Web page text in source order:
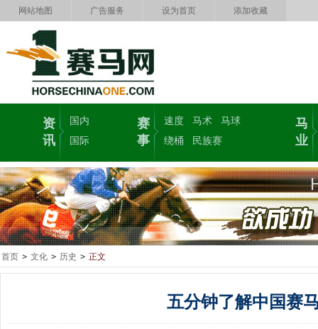
网站地图 广告服务 设为首页 添加收藏
资
讯
国内
国际
赛
事
速度 马术
马球
绕桶
民族赛
马
业
首页 > 文化 > 历史 > 正文
五分钟了解中国赛